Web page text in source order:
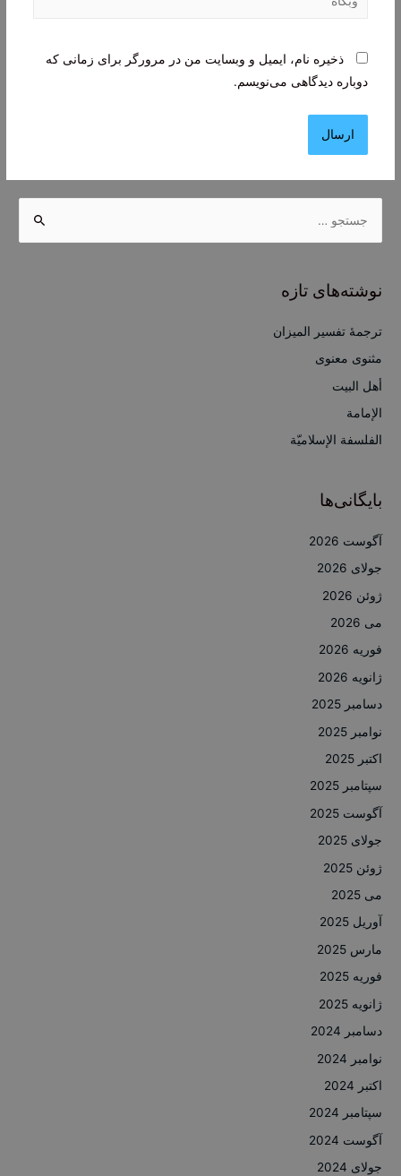
ذخیره نام، ایمیل و وبسایت من در مرورگر برای زمانی که
دوباره دیدگاهی می‌نویسم.
ب
ا
نوشته‌های تازه
ترجمۀ تفسیر المیزان
مثنوی معنوی
أهل البيت
الإمامة
الفلسفة الإسلاميّة
بایگانی‌ها
آگوست 2026
جولای 2026
ژوئن 2026
می 2026
فوریه 2026
ژانویه 2026
دسامبر 2025
نوامبر 2025
اکتبر 2025
سپتامبر 2025
آگوست 2025
جولای 2025
ژوئن 2025
می 2025
آوریل 2025
مارس 2025
فوریه 2025
ژانویه 2025
دسامبر 2024
نوامبر 2024
اکتبر 2024
سپتامبر 2024
آگوست 2024
جولای 2024